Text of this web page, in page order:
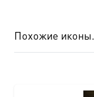
Похожие иконы…